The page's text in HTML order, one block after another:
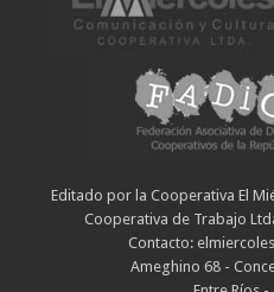
Editado por la Cooperativa El
Cooperativa de Trabajo
Contacto:
Ameghino 68 -